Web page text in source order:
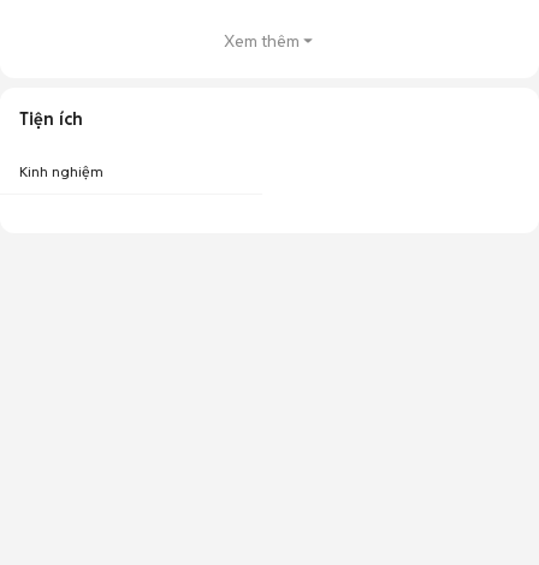
Xem thêm
Tiện ích
Kinh nghiệm